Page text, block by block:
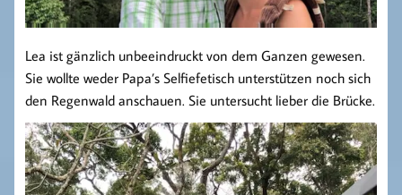
Lea ist gänzlich unbeeindruckt von dem Ganzen gewesen.
Sie wollte weder Papa’s Selfiefetisch unterstützen noch sich
den Regenwald anschauen. Sie untersucht lieber die Brücke.